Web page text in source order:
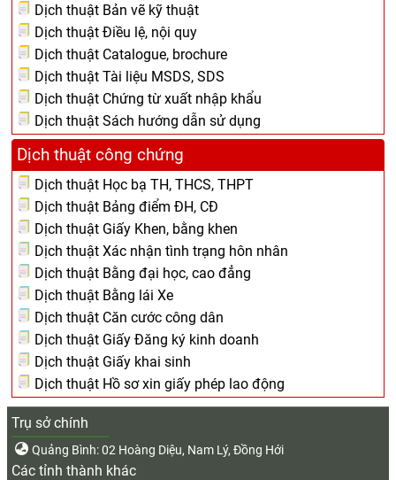
Dịch thuật Bản vẽ kỹ thuật
Dịch thuật Điều lệ, nội quy
Dịch thuật Catalogue, brochure
Dịch thuật Tài liệu MSDS, SDS
Dịch thuật Chứng từ xuất nhập khẩu
Dịch thuật Sách hướng dẫn sử dụng
Dịch thuật công chứng
Dịch thuật Học bạ TH, THCS, THPT
Dịch thuật Bảng điểm ĐH, CĐ
Dịch thuật Giấy Khen, bằng khen
Dịch thuật Xác nhận tình trạng hôn nhân
Dịch thuật Bằng đại học, cao đẳng
Dịch thuật Bằng lái Xe
Dịch thuật Căn cước công dân
Dịch thuật Giấy Đăng ký kinh doanh
Dịch thuật Giấy khai sinh
Dịch thuật Hồ sơ xin giấy phép lao động
Trụ sở chính
Quảng Bình: 02 Hoàng Diệu, Nam Lý, Đồng Hới
Các tỉnh thành khác